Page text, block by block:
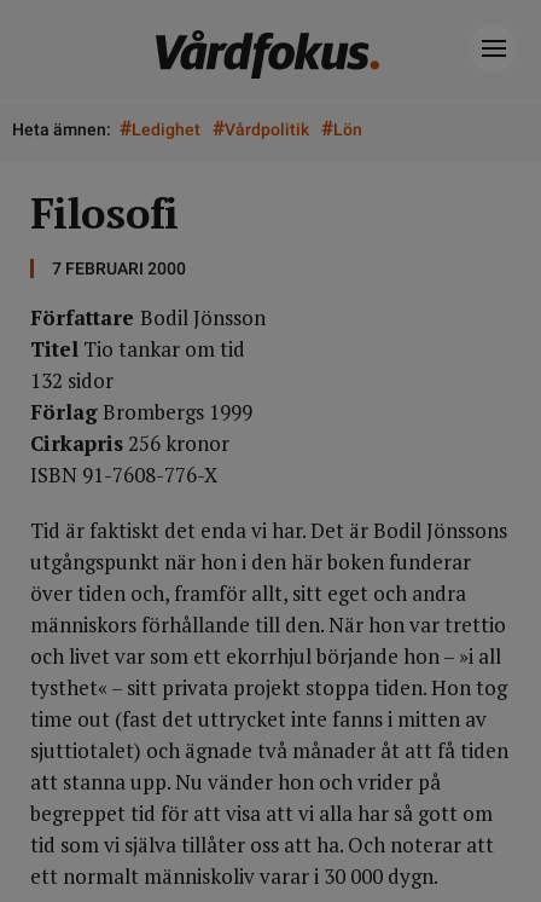
Heta ämnen: #Ledighet #Vårdpolitik #Lön
Filosofi
7 FEBRUARI 2000
Författare Bodil Jönsson
Titel Tio tankar om tid
132 sidor
FörlagBrombergs 1999
Cirkapris 256 kronor
ISBN 91-7608-776-X
Tid är faktiskt det enda vi har. Det är Bodil Jönssons
utgångspunkt när hon i den här boken funderar
över tiden och, framför allt, sitt eget och andra
människors förhållande till den. När hon var trettio
och livet var som ett ekorrhjul börjande hon – »i all
tysthet« – sitt privata projekt stoppa tiden. Hon tog
time out (fast det uttrycket inte fanns i mitten av
sjuttiotalet) och ägnade två månader åt att få tiden
att stanna upp. Nu vänder hon och vrider på
begreppet tid för att visa att vi alla har så gott om
tid som vi själva tillåter oss att ha. Och noterar att
ett normalt människoliv varar i 30 000 dygn.